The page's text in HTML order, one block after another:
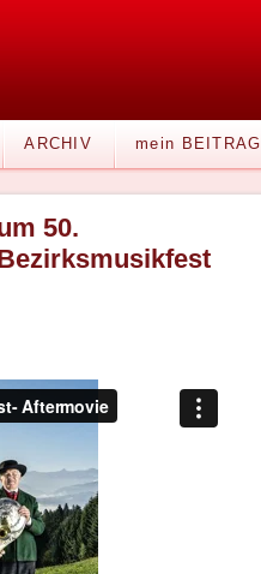
ARCHIV mein BEITRAG
50.